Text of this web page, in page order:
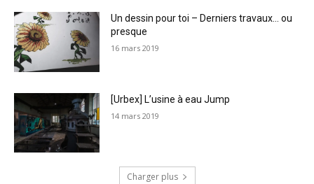
Un dessin pour toi – Derniers travaux… ou
presque
16 mars 2019
[Urbex] L’usine à eau Jump
14 mars 2019
Charger plus